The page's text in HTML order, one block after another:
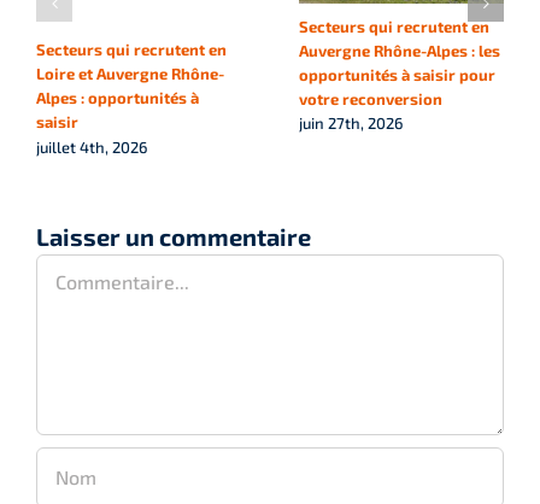
Secteurs qui recrutent en
Loire et Auvergne Rhône-
Alpes : opportunités à
saisir
juillet 4th, 2026
Secteurs qui recrutent en
Auvergne Rhône-Alpes : les
opportunités à saisir pour
votre reconversion
juin 27th, 2026
Laisser un commentaire
Commentaire